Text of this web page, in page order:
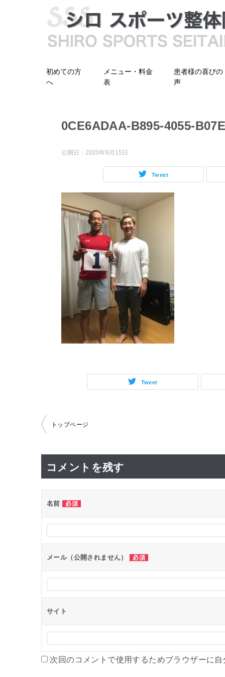
初めての方
へ
メニュー・料金
表
患者様の喜びの
声
0CE6ADAA-B895-4055-
公開日： 2020年9月15日
Tweet
Tweet
投
ナ
ビ
ー
ョ
ン
トップページ
コメントを残す
名前 必須
メール（公開されません） 必須
サイト
次回のコメントで使用するためブラウザーに